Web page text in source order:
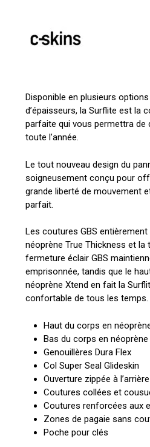
Votre
Disponible en plusieurs
d’épaisseurs, la Surflite est la
parfaite qui vous permettra de
toute l’année.
Le tout nouveau design du
soigneusement conçu pour
grande liberté de mouvement
parfait.
Les coutures GBS entièrement
néoprène True Thickness et la
fermeture éclair GBS
emprisonnée, tandis que le
néoprène Xtend en fait la
confortable de tous les temps.
Haut du corps en
Bas du corps en néoprène
Genouillères Dura Flex
Col Super Seal Glideskin
Ouverture zippée à l’arrière
Coutures collées et
Coutures renforcées aux
Zones de pagaie sans
Poche pour clés